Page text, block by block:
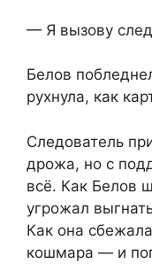
— Я вызову
Белов
рухнула, как
Следователь
дрожа, но с
всё. Как Белов
угрожал
Как она
кошмара — и